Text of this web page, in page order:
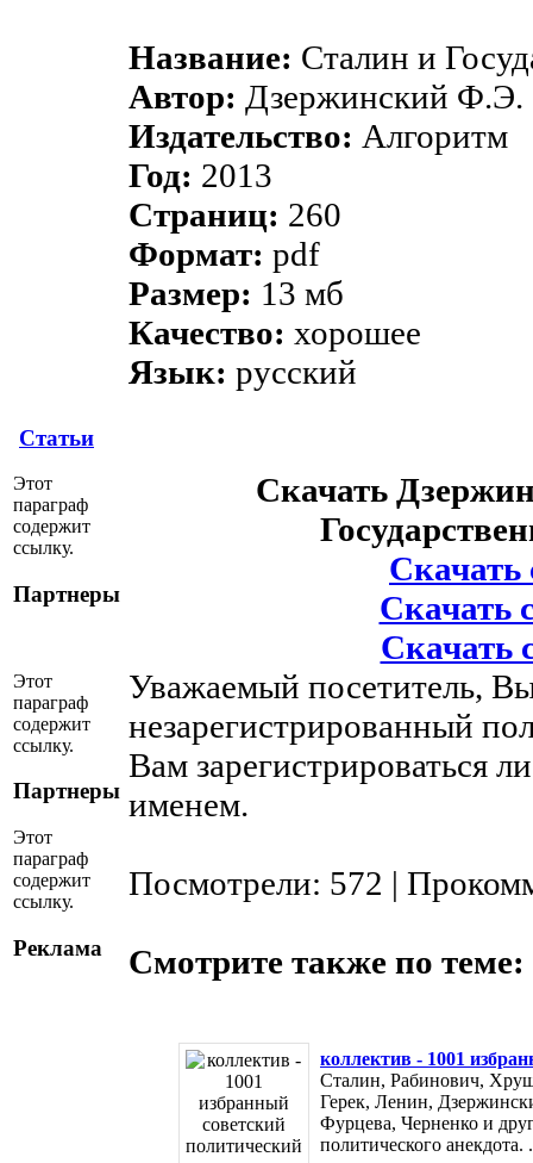
Статьи
Этот
параграф
содержит
ссылку.
Партнеры
Этот
параграф
содержит
ссылку.
Партнеры
Этот
параграф
содержит
ссылку.
Реклама
Название: Сталин и
Автор: Дзержинский Ф.Э.
Издательство: Алгоритм
Год: 2013
Страниц: 260
Формат: pdf
Размер: 13 мб
Качество: хорошее
Язык: русский
Скачать
Скачать
Скачать
Скачать
Уважаемый посетитель,
незарегистрированный
Вам зарегистрироваться
именем.
Посмотрели: 572 |
Смотрите также по теме:
коллектив - 1001
Сталин, Рабинович,
Герек, Ленин,
Фурцева, Черненко и
политического анекдота.